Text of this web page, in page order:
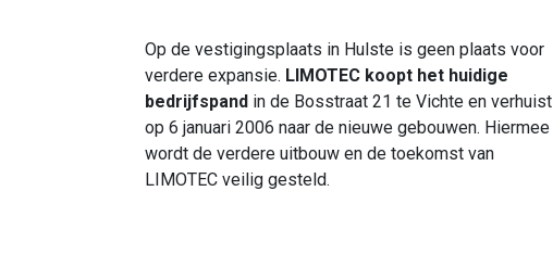
Op de vestigingsplaats in Hulste is geen plaats voor
verdere expansie. LIMOTEC koopt het huidige
bedrijfspand in de Bosstraat 21 te Vichte en verhuist
op 6 januari 2006 naar de nieuwe gebouwen. Hiermee
wordt de verdere uitbouw en de toekomst van
LIMOTEC veilig gesteld.